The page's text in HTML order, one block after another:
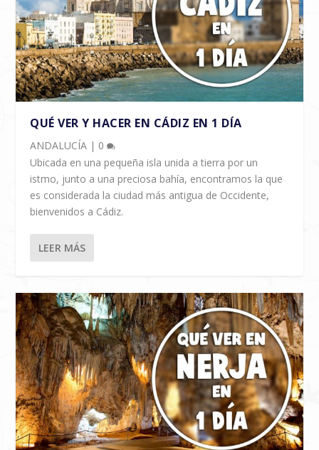
QUÉ VER Y HACER EN CÁDIZ EN 1 DÍA
ANDALUCÍA | 0
Ubicada en una pequeña isla unida a tierra por un
istmo, junto a una preciosa bahía, encontramos la que
es considerada la ciudad más antigua de Occidente,
bienvenidos a Cádiz.
LEER MÁS